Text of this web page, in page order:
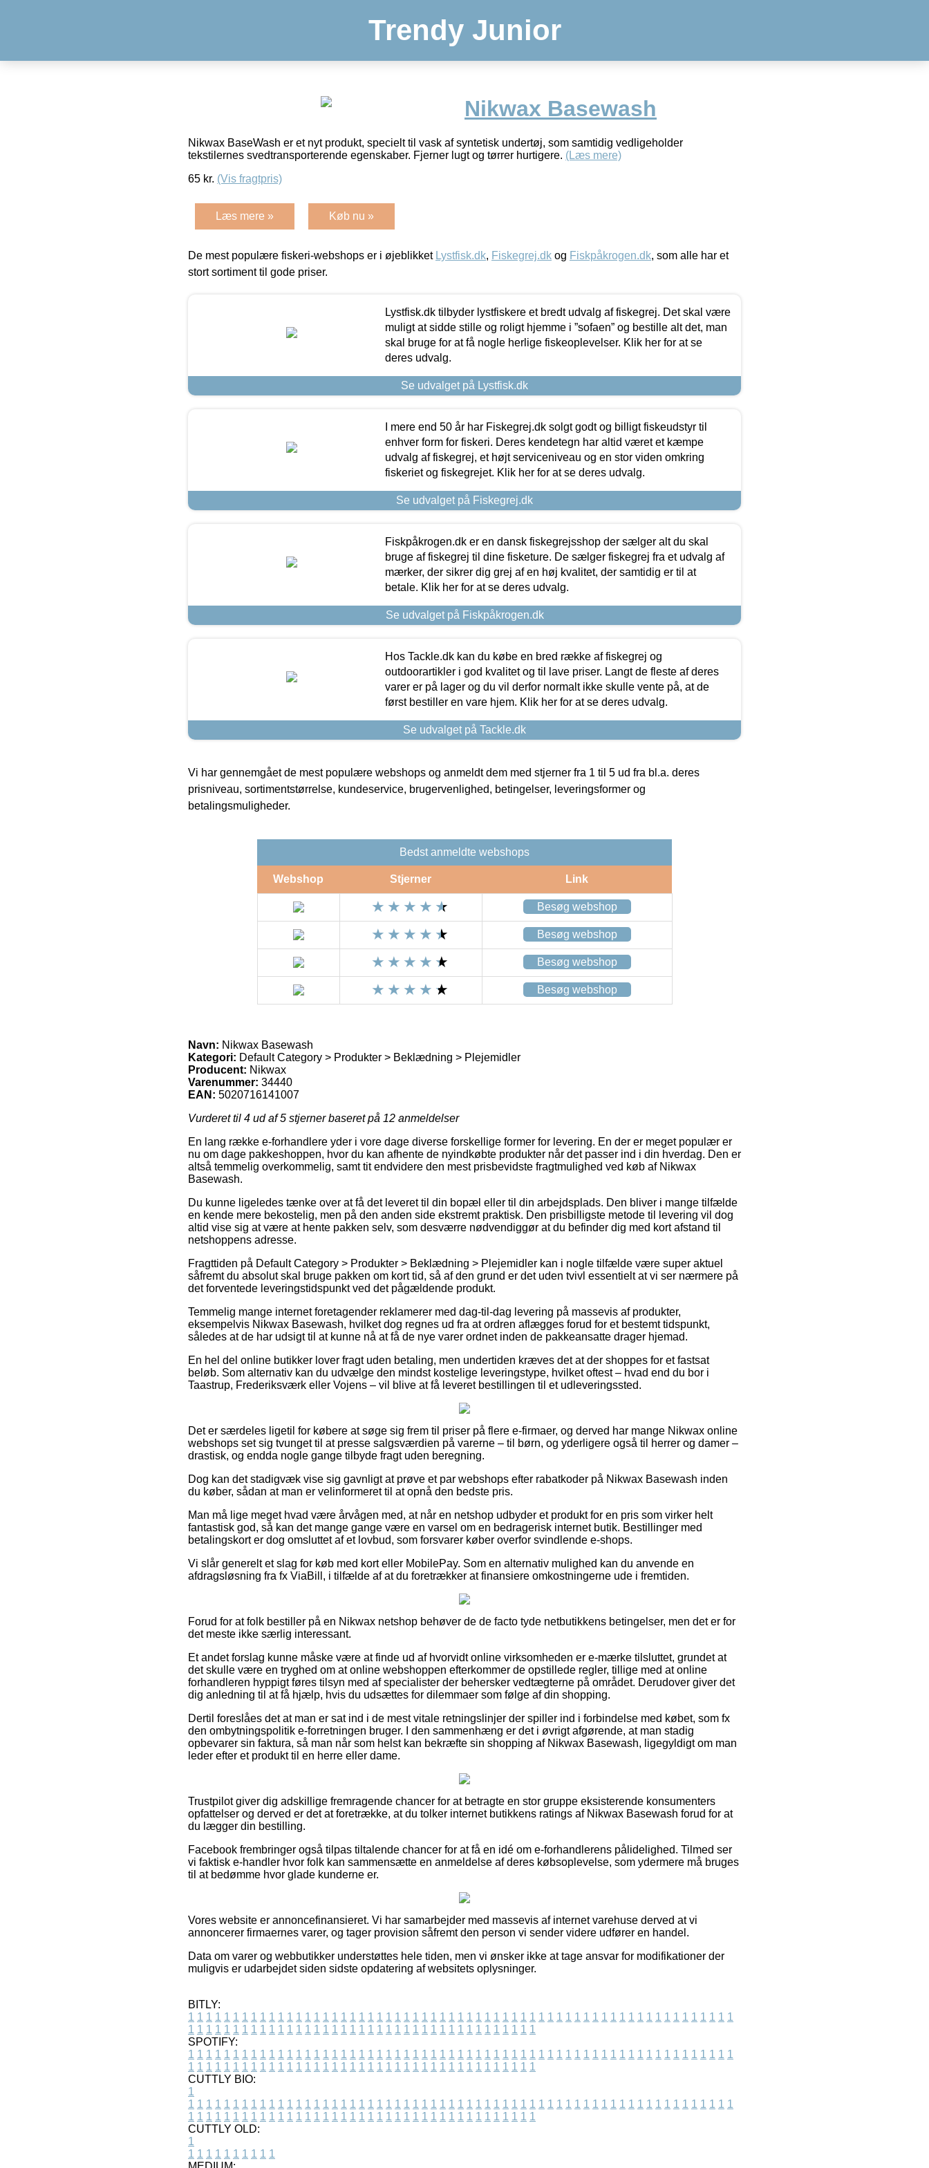
Trendy Junior
Nikwax Basewash
Nikwax BaseWash er et nyt produkt, specielt til vask af syntetisk undertøj, som samtidig vedligeholder
tekstilernes svedtransporterende egenskaber. Fjerner lugt og tørrer hurtigere. (Læs mere)
65 kr. (Vis fragtpris)
Læs mere » Køb nu »
De mest populære fiskeri-webshops er i øjeblikket Lystfisk.dk, Fiskegrej.dk og Fiskpåkrogen.dk, som alle har et
stort sortiment til gode priser.
Lystfisk.dk tilbyder lystfiskere et bredt udvalg af fiskegrej. Det skal være
muligt at sidde stille og roligt hjemme i ”sofaen” og bestille alt det, man
skal bruge for at få nogle herlige fiskeoplevelser. Klik her for at se
deres udvalg.
Se udvalget på Lystfisk.dk
I mere end 50 år har Fiskegrej.dk solgt godt og billigt fiskeudstyr til
enhver form for fiskeri. Deres kendetegn har altid været et kæmpe
udvalg af fiskegrej, et højt serviceniveau og en stor viden omkring
fiskeriet og fiskegrejet. Klik her for at se deres udvalg.
Se udvalget på Fiskegrej.dk
Fiskpåkrogen.dk er en dansk fiskegrejsshop der sælger alt du skal
bruge af fiskegrej til dine fisketure. De sælger fiskegrej fra et udvalg af
mærker, der sikrer dig grej af en høj kvalitet, der samtidig er til at
betale. Klik her for at se deres udvalg.
Se udvalget på Fiskpåkrogen.dk
Hos Tackle.dk kan du købe en bred række af fiskegrej og
outdoorartikler i god kvalitet og til lave priser. Langt de fleste af deres
varer er på lager og du vil derfor normalt ikke skulle vente på, at de
først bestiller en vare hjem. Klik her for at se deres udvalg.
Se udvalget på Tackle.dk
Vi har gennemgået de mest populære webshops og anmeldt dem med stjerner fra 1 til 5 ud fra bl.a. deres
prisniveau, sortimentstørrelse, kundeservice, brugervenlighed, betingelser, leveringsformer og
betalingsmuligheder.
Bedst anmeldte webshops
Webshop Stjerner Link
Besøg webshop
Besøg webshop
Besøg webshop
Besøg webshop
Navn: Nikwax Basewash
Kategori: Default Category > Produkter > Beklædning > Plejemidler
Producent: Nikwax
Varenummer: 34440
EAN: 5020716141007
Vurderet til 4 ud af 5 stjerner baseret på 12 anmeldelser
En lang række e-forhandlere yder i vore dage diverse forskellige former for levering. En der er meget populær er
nu om dage pakkeshoppen, hvor du kan afhente de nyindkøbte produkter når det passer ind i din hverdag. Den er
altså temmelig overkommelig, samt tit endvidere den mest prisbevidste fragtmulighed ved køb af Nikwax
Basewash.
Du kunne ligeledes tænke over at få det leveret til din bopæl eller til din arbejdsplads. Den bliver i mange tilfælde
en kende mere bekostelig, men på den anden side ekstremt praktisk. Den prisbilligste metode til levering vil dog
altid vise sig at være at hente pakken selv, som desværre nødvendiggør at du befinder dig med kort afstand til
netshoppens adresse.
Fragttiden på Default Category > Produkter > Beklædning > Plejemidler kan i nogle tilfælde være super aktuel
såfremt du absolut skal bruge pakken om kort tid, så af den grund er det uden tvivl essentielt at vi ser nærmere på
det forventede leveringstidspunkt ved det pågældende produkt.
Temmelig mange internet foretagender reklamerer med dag-til-dag levering på massevis af produkter,
eksempelvis Nikwax Basewash, hvilket dog regnes ud fra at ordren aflægges forud for et bestemt tidspunkt,
således at de har udsigt til at kunne nå at få de nye varer ordnet inden de pakkeansatte drager hjemad.
En hel del online butikker lover fragt uden betaling, men undertiden kræves det at der shoppes for et fastsat
beløb. Som alternativ kan du udvælge den mindst kostelige leveringstype, hvilket oftest – hvad end du bor i
Taastrup, Frederiksværk eller Vojens – vil blive at få leveret bestillingen til et udleveringssted.
Det er særdeles ligetil for købere at søge sig frem til priser på flere e-firmaer, og derved har mange Nikwax online
webshops set sig tvunget til at presse salgsværdien på varerne – til børn, og yderligere også til herrer og damer –
drastisk, og endda nogle gange tilbyde fragt uden beregning.
Dog kan det stadigvæk vise sig gavnligt at prøve et par webshops efter rabatkoder på Nikwax Basewash inden
du køber, sådan at man er velinformeret til at opnå den bedste pris.
Man må lige meget hvad være årvågen med, at når en netshop udbyder et produkt for en pris som virker helt
fantastisk god, så kan det mange gange være en varsel om en bedragerisk internet butik. Bestillinger med
betalingskort er dog omsluttet af et lovbud, som forsvarer køber overfor svindlende e-shops.
Vi slår generelt et slag for køb med kort eller MobilePay. Som en alternativ mulighed kan du anvende en
afdragsløsning fra fx ViaBill, i tilfælde af at du foretrækker at finansiere omkostningerne ude i fremtiden.
Forud for at folk bestiller på en Nikwax netshop behøver de de facto tyde netbutikkens betingelser, men det er for
det meste ikke særlig interessant.
Et andet forslag kunne måske være at finde ud af hvorvidt online virksomheden er e-mærke tilsluttet, grundet at
det skulle være en tryghed om at online webshoppen efterkommer de opstillede regler, tillige med at online
forhandleren hyppigt føres tilsyn med af specialister der behersker vedtægterne på området. Derudover giver det
dig anledning til at få hjælp, hvis du udsættes for dilemmaer som følge af din shopping.
Dertil foreslåes det at man er sat ind i de mest vitale retningslinjer der spiller ind i forbindelse med købet, som fx
den ombytningspolitik e-forretningen bruger. I den sammenhæng er det i øvrigt afgørende, at man stadig
opbevarer sin faktura, så man når som helst kan bekræfte sin shopping af Nikwax Basewash, ligegyldigt om man
leder efter et produkt til en herre eller dame.
Trustpilot giver dig adskillige fremragende chancer for at betragte en stor gruppe eksisterende konsumenters
opfattelser og derved er det at foretrække, at du tolker internet butikkens ratings af Nikwax Basewash forud for at
du lægger din bestilling.
Facebook frembringer også tilpas tiltalende chancer for at få en idé om e-forhandlerens pålidelighed. Tilmed ser
vi faktisk e-handler hvor folk kan sammensætte en anmeldelse af deres købsoplevelse, som ydermere må bruges
til at bedømme hvor glade kunderne er.
Vores website er annoncefinansieret. Vi har samarbejder med massevis af internet varehuse derved at vi
annoncerer firmaernes varer, og tager provision såfremt den person vi sender videre udfører en handel.
Data om varer og webbutikker understøttes hele tiden, men vi ønsker ikke at tage ansvar for modifikationer der
muligvis er udarbejdet siden sidste opdatering af websitets oplysninger.
BITLY:
1 1 1 1 1 1 1 1 1 1 1 1 1 1 1 1 1 1 1 1 1 1 1 1 1 1 1 1 1 1 1 1 1 1 1 1 1 1 1 1 1 1 1 1 1 1 1 1 1 1 1 1 1 1 1 1 1 1 1 1 1
1 1 1 1 1 1 1 1 1 1 1 1 1 1 1 1 1 1 1 1 1 1 1 1 1 1 1 1 1 1 1 1 1 1 1 1 1 1 1
SPOTIFY:
1 1 1 1 1 1 1 1 1 1 1 1 1 1 1 1 1 1 1 1 1 1 1 1 1 1 1 1 1 1 1 1 1 1 1 1 1 1 1 1 1 1 1 1 1 1 1 1 1 1 1 1 1 1 1 1 1 1 1 1 1
1 1 1 1 1 1 1 1 1 1 1 1 1 1 1 1 1 1 1 1 1 1 1 1 1 1 1 1 1 1 1 1 1 1 1 1 1 1 1
CUTTLY BIO:
1
1 1 1 1 1 1 1 1 1 1 1 1 1 1 1 1 1 1 1 1 1 1 1 1 1 1 1 1 1 1 1 1 1 1 1 1 1 1 1 1 1 1 1 1 1 1 1 1 1 1 1 1 1 1 1 1 1 1 1 1 1
1 1 1 1 1 1 1 1 1 1 1 1 1 1 1 1 1 1 1 1 1 1 1 1 1 1 1 1 1 1 1 1 1 1 1 1 1 1 1
CUTTLY OLD:
1
1 1 1 1 1 1 1 1 1 1